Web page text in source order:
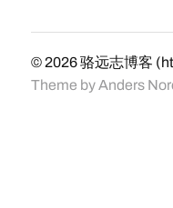
© 2026骆远志博客
Theme byAnders